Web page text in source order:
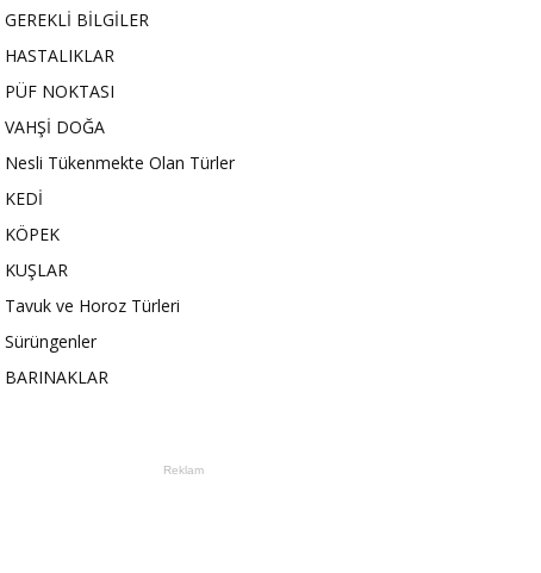
GEREKLİ BİLGİLER
HASTALIKLAR
PÜF NOKTASI
VAHŞİ DOĞA
Nesli Tükenmekte Olan Türler
KEDİ
KÖPEK
KUŞLAR
Tavuk ve Horoz Türleri
Sürüngenler
BARINAKLAR
Reklam